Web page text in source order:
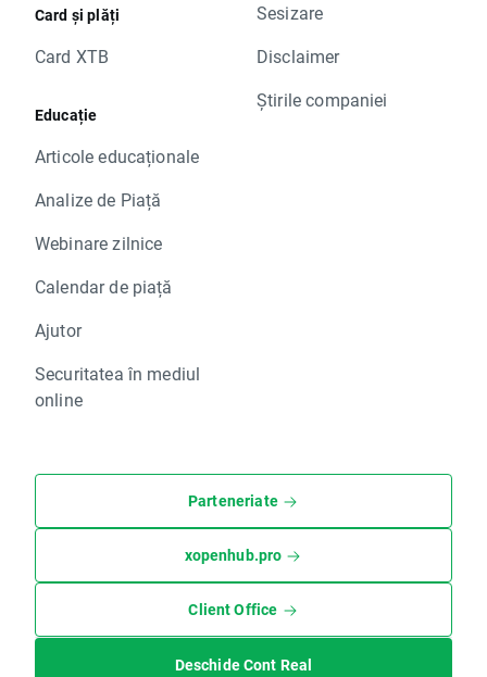
Card și plăți
Card XTB
Educație
Articole educaționale
Analize de Piață
Webinare zilnice
Calendar de piață
Ajutor
Securitatea în mediul
online
Sesizare
Disclaimer
Știrile companiei
Parteneriate
xopenhub.pro
Client Office
Deschide Cont Real